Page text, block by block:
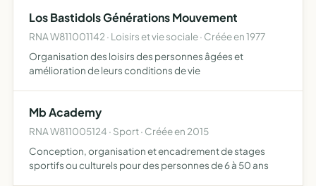
Los Bastidols Générations Mouvement
RNA W811001142 · Loisirs et vie sociale · Créée en 1977
Organisation des loisirs des personnes âgées et
amélioration de leurs conditions de vie
Mb Academy
RNA W811005124 · Sport · Créée en 2015
Conception, organisation et encadrement de stages
sportifs ou culturels pour des personnes de 6 à 50 ans